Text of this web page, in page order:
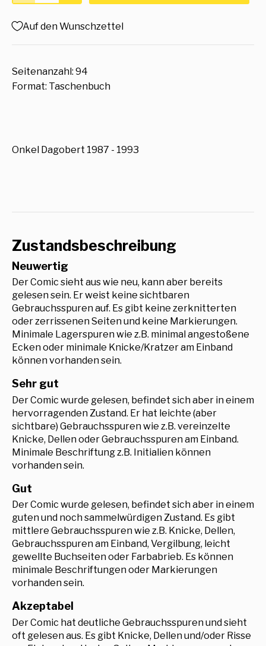
Auf den Wunschzettel
Seitenanzahl: 94
Format: Taschenbuch
Onkel Dagobert 1987 - 1993
Zustandsbeschreibung
Neuwertig
Der Comic sieht aus wie neu, kann aber bereits
gelesen sein. Er weist keine sichtbaren
Gebrauchsspuren auf. Es gibt keine zerknitterten
oder zerrissenen Seiten und keine Markierungen.
Minimale Lagerspuren wie z.B. minimal angestoßene
Ecken oder minimale Knicke/Kratzer am Einband
können vorhanden sein.
Sehr gut
Der Comic wurde gelesen, befindet sich aber in einem
hervorragenden Zustand. Er hat leichte (aber
sichtbare) Gebrauchsspuren wie z.B. vereinzelte
Knicke, Dellen oder Gebrauchsspuren am Einband.
Minimale Beschriftung z.B. Initialien können
vorhanden sein.
Gut
Der Comic wurde gelesen, befindet sich aber in einem
guten und noch sammelwürdigen Zustand. Es gibt
mittlere Gebrauchsspuren wie z.B. Knicke, Dellen,
Gebrauchsspuren am Einband, Vergilbung, leicht
gewellte Buchseiten oder Farbabrieb. Es können
minimale Beschriftungen oder Markierungen
vorhanden sein.
Akzeptabel
Der Comic hat deutliche Gebrauchsspuren und sieht
oft gelesen aus. Es gibt Knicke, Dellen und/oder Risse